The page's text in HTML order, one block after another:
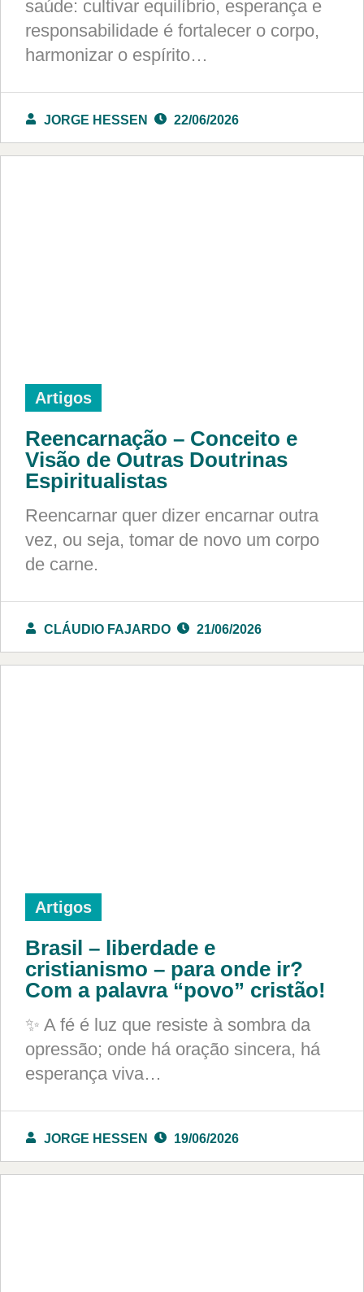
saúde: cultivar equilíbrio, esperança e
responsabilidade é fortalecer o corpo,
harmonizar o espírito…
JORGE HESSEN 22/06/2026
Artigos
Reencarnação – Conceito e
Visão de Outras Doutrinas
Espiritualistas
Reencarnar quer dizer encarnar outra
vez, ou seja, tomar de novo um corpo
de carne.
CLÁUDIO FAJARDO 21/06/2026
Artigos
Brasil – liberdade e
cristianismo – para onde ir?
Com a palavra “povo” cristão!
✨ A fé é luz que resiste à sombra da
opressão; onde há oração sincera, há
esperança viva…
JORGE HESSEN 19/06/2026